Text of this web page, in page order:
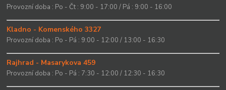
Provozní doba : Po - Čt : 9:00 - 17:00 / Pá : 9:00 - 16:00
Kladno - Komenského 3327
Provozní doba : Po - Pá : 9:00 - 12:00 / 13:00 - 16:30
Rajhrad - Masarykova 459
Provozní doba : Po - Pá : 7:30 - 12:00 / 12:30 - 16:30